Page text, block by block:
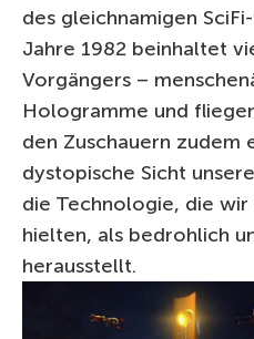
des gleichnamigen
Jahre 1982 beinhaltet
Vorgängers –
Hologramme und
den Zuschauern zudem
dystopische Sicht
die Technologie, die
hielten, als bedrohlich
herausstellt.